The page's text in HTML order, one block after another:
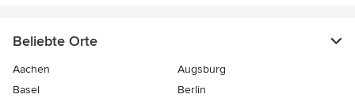
Beliebte Orte
Aachen
Augsburg
Basel
Berlin